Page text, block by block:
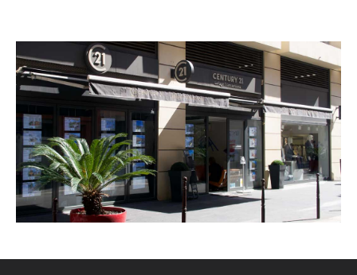
CENTURY 21 Lafage Transactions
6 rue Alexandre Mari
NICE - 06300
Envoyer un message
Téléphoner à l'agence